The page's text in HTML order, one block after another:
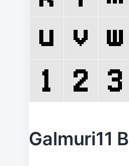
Galmuri11